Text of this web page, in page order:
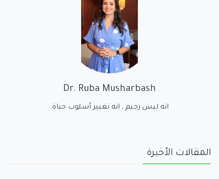
Dr. Ruba Musharbash
انه ليس رجيم , انه تغيير أسلوب حياة.
المقالات الأخيرة